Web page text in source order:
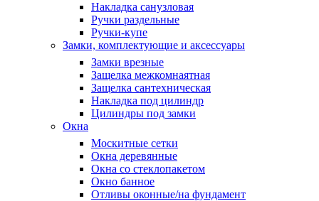
Накладка санузловая
Ручки раздельные
Ручки-купе
Замки, комплектующие и аксессуары
Замки врезные
Защелка межкомнаятная
Защелка сантехническая
Накладка под цилиндр
Цилиндры под замки
Окна
Москитные сетки
Окна деревянные
Окна со стеклопакетом
Окно банное
Отливы оконные/на фундамент